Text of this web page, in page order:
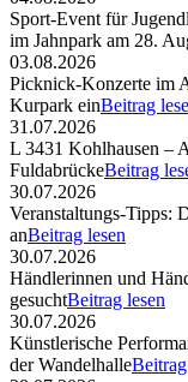
Sport-Event für
im Jahnpark am 28.
03.08.2026
Picknick-Konzerte im
Kurpark einBeitrag
31.07.2026
L 3431 Kohlhausen –
FuldabrückeBeitrag
30.07.2026
Veranstaltungs-Tipps:
anBeitrag lesen
30.07.2026
Händlerinnen und
gesuchtBeitrag lesen
30.07.2026
Künstlerische
der Wandelhalle